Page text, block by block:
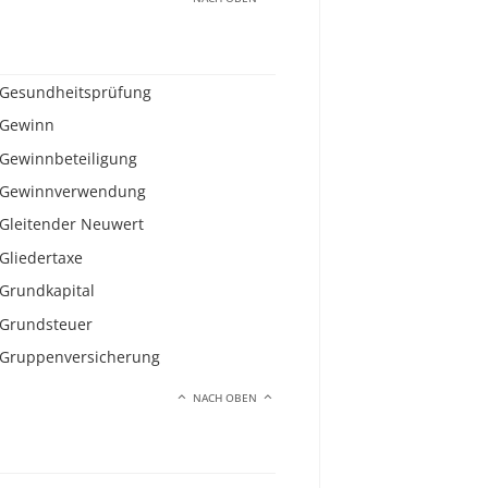
Gesundheitsprüfung
Gewinn
Gewinnbeteiligung
Gewinnverwendung
Gleitender Neuwert
Gliedertaxe
Grundkapital
Grundsteuer
Gruppenversicherung
NACH OBEN